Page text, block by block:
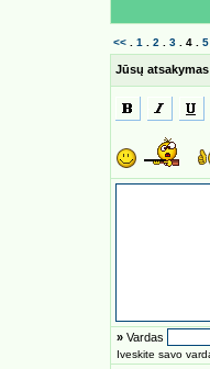
<< 1 2 3 4 5
Jūsų atsakymas
» Vardas
Iveskite savo